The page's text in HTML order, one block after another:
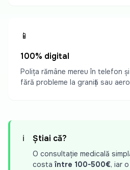
📱
100% digital
Polița rămâne mereu în telefon
fără probleme la graniță sau
ℹ️ Știai că?
O consultație medicală
costaîntre 100-500€, iar